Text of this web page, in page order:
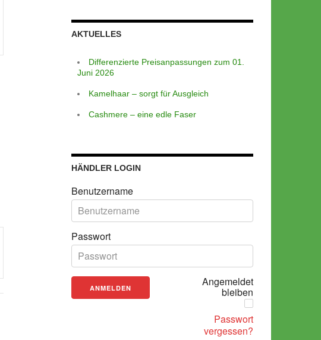
AKTUELLES
Differenzierte Preisanpassungen zum 01.
Juni 2026
Kamelhaar – sorgt für Ausgleich
Cashmere – eine edle Faser
HÄNDLER LOGIN
Benutzername
Passwort
Angemeldet
bleiben
Passwort
vergessen?